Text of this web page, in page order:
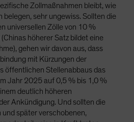
Zollmaßnahmen bleibt, wie
belegen, sehr ungewiss. Sollten die
universellen Zölle von 10 %
höherer Satz bildet eine
gehen wir davon aus, dass
mit Kürzungen der
öffentlichen Stellenabbaus das
Jahr 2025 auf 0,5 % bis 1,0 %
deutlich höheren
Ankündigung. Und sollten die
später verschobenen,